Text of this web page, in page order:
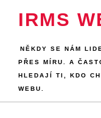
IRMS
NĚKDY SE NÁM
PŘES MÍRU. A
HLEDAJÍ TI, KDO
WEBU.